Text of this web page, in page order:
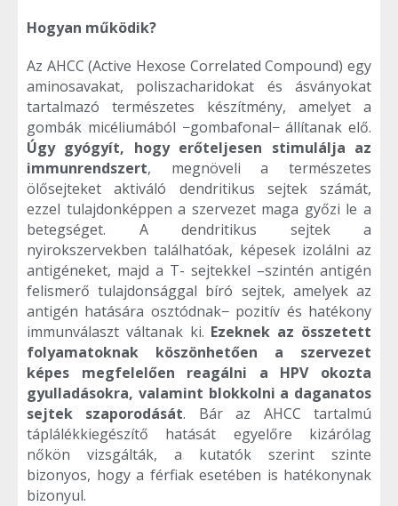
Hogyan működik?
Az AHCC (Active Hexose Correlated Compound) egy
aminosavakat, poliszacharidokat és ásványokat
tartalmazó természetes készítmény, amelyet a
gombák micéliumából −gombafonal− állítanak elő.
Úgy gyógyít, hogy erőteljesen stimulálja az
immunrendszert, megnöveli a természetes
ölősejteket aktiváló dendritikus sejtek számát,
ezzel tulajdonképpen a szervezet maga győzi le a
betegséget. A dendritikus sejtek a
nyirokszervekben találhatóak, képesek izolálni az
antigéneket, majd a T- sejtekkel –szintén antigén
felismerő tulajdonsággal bíró sejtek, amelyek az
antigén hatására osztódnak− pozitív és hatékony
immunválaszt váltanak ki. Ezeknek az összetett
folyamatoknak köszönhetően a szervezet
képes megfelelően reagálni a HPV okozta
gyulladásokra, valamint blokkolni a daganatos
sejtek szaporodását. Bár az AHCC tartalmú
táplálékkiegészítő hatását egyelőre kizárólag
nőkön vizsgálták, a kutatók szerint szinte
bizonyos, hogy a férfiak esetében is hatékonynak
bizonyul.